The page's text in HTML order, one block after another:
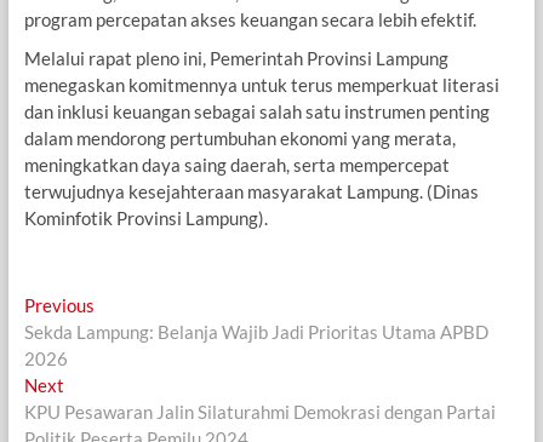
program percepatan akses keuangan secara lebih efektif.
Melalui rapat pleno ini, Pemerintah Provinsi Lampung
menegaskan komitmennya untuk terus memperkuat literasi
dan inklusi keuangan sebagai salah satu instrumen penting
dalam mendorong pertumbuhan ekonomi yang merata,
meningkatkan daya saing daerah, serta mempercepat
terwujudnya kesejahteraan masyarakat Lampung. (Dinas
Kominfotik Provinsi Lampung).
Navigasi
pos
PreviousPrevious
post:
Sekda Lampung: Belanja Wajib Jadi Prioritas Utama APBD
2026
NextNext
post:
KPU Pesawaran Jalin Silaturahmi Demokrasi dengan Partai